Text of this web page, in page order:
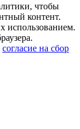
чтобы
контент.
использованием.
согласие на сбор